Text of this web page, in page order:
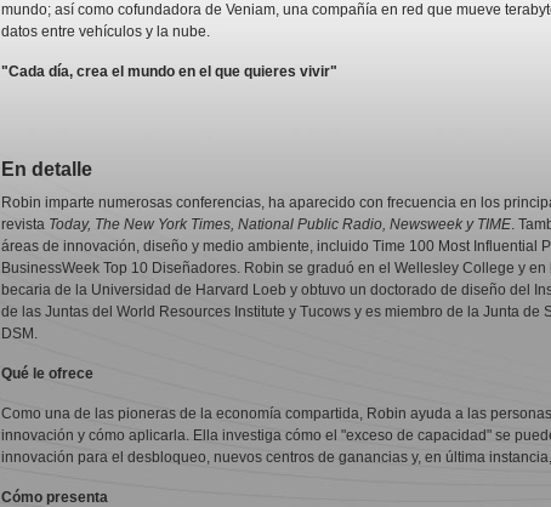
mundo; así como cofundadora de Veniam, una compañía en red que mueve
datos entre vehículos y la nube.
"Cada día, crea el mundo en el que quieres vivir"
En detalle
Robin imparte numerosas conferencias, ha aparecido con frecuencia en los
revista Today, The New York Times, National Public Radio, Newsweek y TIME.
áreas de innovación, diseño y medio ambiente, incluido Time 100 Most Influential
BusinessWeek Top 10 Diseñadores. Robin se graduó en el Wellesley College y
becaria de la Universidad de Harvard Loeb y obtuvo un doctorado de diseño del
de las Juntas del World Resources Institute y Tucows y es miembro de la Junta
DSM.
Qué le ofrece
Como una de las pioneras de la economía compartida, Robin ayuda a las
innovación y cómo aplicarla. Ella investiga cómo el "exceso de capacidad" se
innovación para el desbloqueo, nuevos centros de ganancias y, en última
Cómo presenta